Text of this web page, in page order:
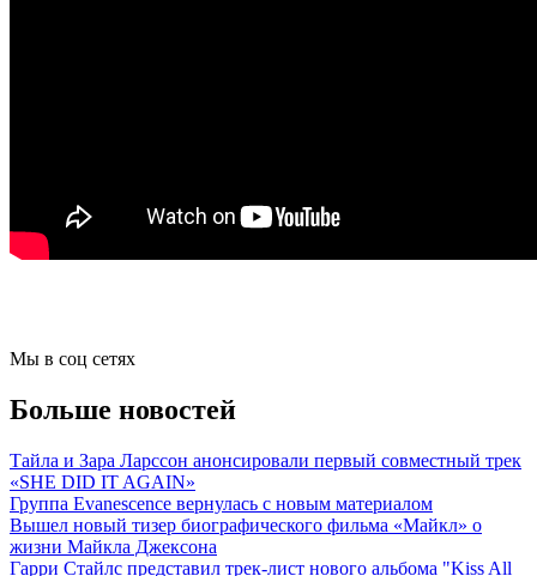
Мы в соц сетях
Больше новостей
Тайла и Зара Ларссон анонсировали первый совместный трек
«SHE DID IT AGAIN»
Группа Evanescence вернулась с новым материалом
Вышел новый тизер биографического фильма «Майкл» о
жизни Майкла Джексона
Гарри Стайлс представил трек-лист нового альбома "Kiss All